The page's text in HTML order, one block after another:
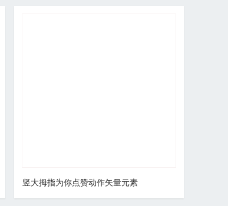
竖大拇指为你点赞动作矢量元素